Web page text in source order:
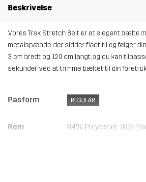
Beskrivelse
Vores Trek Stretch Belt er et elegant bælte
metalspænde, der sidder fladt til og følger
3 cm bredt og 120 cm langt, og du kan
sekunder ved at trimme bæltet til din
Pasform REGULAR
Rem 84% Polyester, 16%